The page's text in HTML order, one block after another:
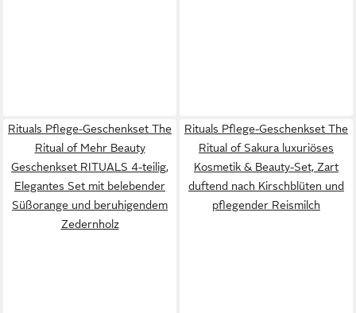
Rituals Pflege-Geschenkset The
Ritual of Mehr Beauty
Geschenkset RITUALS 4-teilig,
Elegantes Set mit belebender
Süßorange und beruhigendem
Zedernholz
Rituals Pflege-Geschenkset The
Ritual of Sakura luxuriöses
Kosmetik & Beauty-Set, Zart
duftend nach Kirschblüten und
pflegender Reismilch